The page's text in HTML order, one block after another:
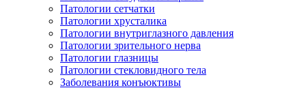
Патологии сетчатки
Патологии хрусталика
Патологии внутриглазного давления
Патологии зрительного нерва
Патологии глазницы
Патологии стекловидного тела
Заболевания конъюктивы